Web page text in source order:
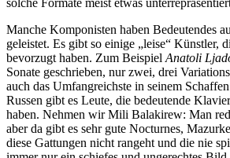
solche Formate meist etwas
Manche Komponisten haben Bedeutendes
geleistet. Es gibt so einige „leise“ Künstler,
bevorzugt haben. Zum Beispiel Anatoli
Sonate geschrieben, nur zwei, drei
auch das Umfangreichste in seinem
Russen gibt es Leute, die bedeutende
haben. Nehmen wir Mili Balakirew: Man
aber da gibt es sehr gute Nocturnes,
diese Gattungen nicht rangeht und die nie